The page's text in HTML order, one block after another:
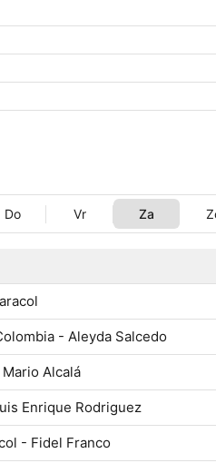
Do Vr Za
- Aleyda Salcedo
Alcalá
Enrique Rodriguez
- Fidel Franco